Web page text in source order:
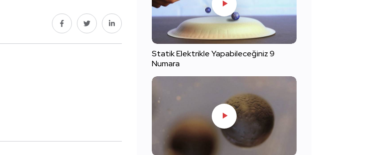
Statik Elektrikle Yapabileceğiniz 9
Numara